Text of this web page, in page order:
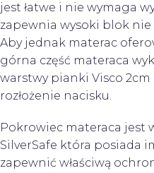
jest łatwe i nie wymaga
zapewnia wysoki blok
Aby jednak materac
górna część materaca
warstwy pianki Visco
rozłożenie nacisku.
Pokrowiec materaca jest
SilverSafe która posiada
zapewnić właściwą